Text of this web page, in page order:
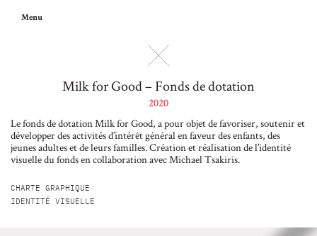
Menu
Milk for Good – Fonds de dotation
2020
Le fonds de dotation Milk for Good, a pour objet de favoriser, soutenir et
développer des activités d’intérêt général en faveur des enfants, des
jeunes adultes et de leurs familles. Création et réalisation de l’identité
visuelle du fonds en collaboration avec Michael Tsakiris.
CHARTE GRAPHIQUE
IDENTITÉ VISUELLE